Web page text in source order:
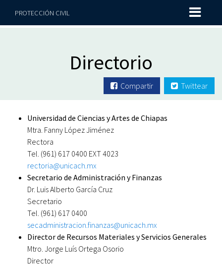
PROTECCIÓN CIVIL
Directorio
Compartir Twittear
Universidad de Ciencias y Artes de Chiapas
Mtra. Fanny López Jiménez
Rectora
Tel. (961) 617 0400 EXT 4023
rectoria@unicach.mx
Secretario de Administración y Finanzas
Dr. Luis Alberto García Cruz
Secretario
Tel. (961) 617 0400
secadministracion.finanzas@unicach.mx
Director de Recursos Materiales y Servicios Generales
Mtro. Jorge Luís Ortega Osorio
Director